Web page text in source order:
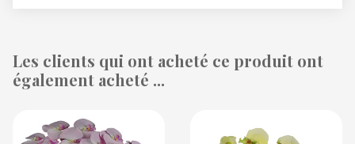
Les clients qui ont acheté ce produit ont
également acheté ...